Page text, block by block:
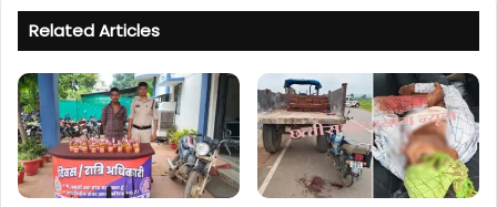
Related Articles